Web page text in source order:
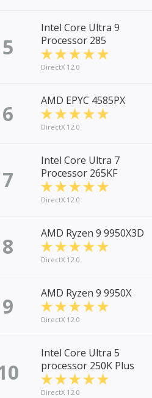
5
Intel Core Ultra 9
Processor 285
DirectX 12.0
6 AMD EPYC 4585PX
DirectX 12.0
7
Intel Core Ultra 7
Processor 265KF
DirectX 12.0
8 AMD Ryzen 9 9950X3D
DirectX 12.0
9 AMD Ryzen 9 9950X
DirectX 12.0
Intel Core Ultra 5
processor 250K Plus
DirectX 12.0